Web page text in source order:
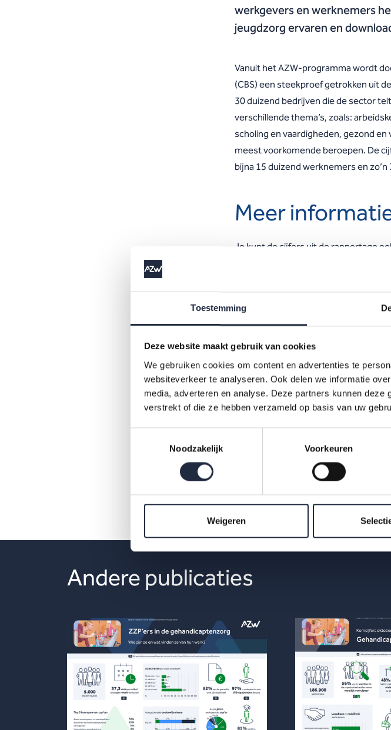
Toestemming
Deze website maakt gebruik van cookies
We gebruiken cookies om content en advertenties te
websiteverkeer te analyseren. Ook delen we informatie
media, adverteren en analyse. Deze partners kunnen
verstrekt of die ze hebben verzameld op basis van uw
Noodzakelijk
Voorkeuren
Weigeren
werkgevers en werknemers
jeugdzorg ervaren en
Vanuit het AZW-programma wordt
(CBS) een steekproef getrokken uit
30 duizend bedrijven die de sector
verschillende thema’s, zoals:
scholing en vaardigheden, gezond
meest voorkomende beroepen. De
bijna 15 duizend werknemers en
Meer
Je kunt de cijfers uit de rapportage
Bekijk de uitkomsten van de
azw-infographic-j
eugdzorg-kerncijf
Andere publicaties